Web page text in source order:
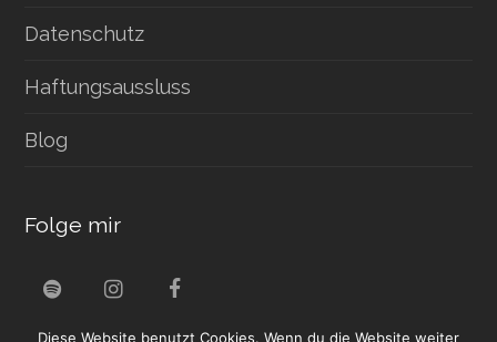
Datenschutz
Haftungsaussluss
Blog
Folge mir
S
I
F
Diese Website benutzt Cookies. Wenn du die Website weiter